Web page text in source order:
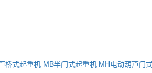
桥式起重机 MB半门式起重机 MH电动葫芦门